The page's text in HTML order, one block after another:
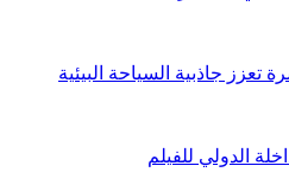
جاذبية السياحة البيئية